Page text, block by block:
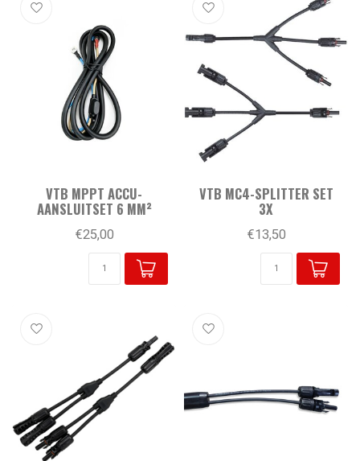
VTB MPPT ACCU-
AANSLUITSET 6 MM²
€25,00
VTB MC4-SPLITTER SET
3X
€13,50